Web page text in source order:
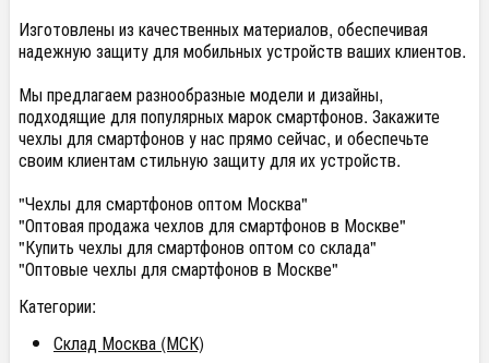
Изготовлены из качественных материалов, обеспечивая
надежную защиту для мобильных устройств ваших клиентов.
Мы предлагаем разнообразные модели и дизайны,
подходящие для популярных марок смартфонов. Закажите
чехлы для смартфонов у нас прямо сейчас, и обеспечьте
своим клиентам стильную защиту для их устройств.
"Чехлы для смартфонов оптом Москва"
"Оптовая продажа чехлов для смартфонов в Москве"
"Купить чехлы для смартфонов оптом со склада"
"Оптовые чехлы для смартфонов в Москве"
Категории:
Склад Москва (МСК)